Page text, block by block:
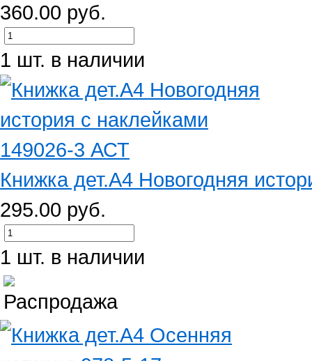
360.00 руб.
1 шт. в наличии
Книжка дет.А4 Новогодняя
295.00 руб.
1 шт. в наличии